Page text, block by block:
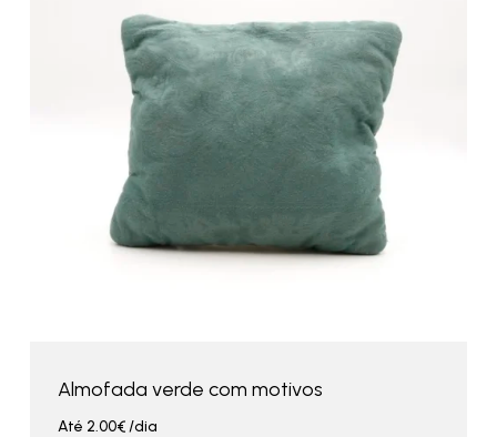
Almofada verde com motivos
Até 2.00€/dia